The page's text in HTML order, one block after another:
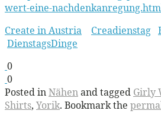
Create in Austria Creadienstag
DienstagsDinge
0
0
Posted inNähenand tagged Girly
Shirts, Yorik. Bookmark the